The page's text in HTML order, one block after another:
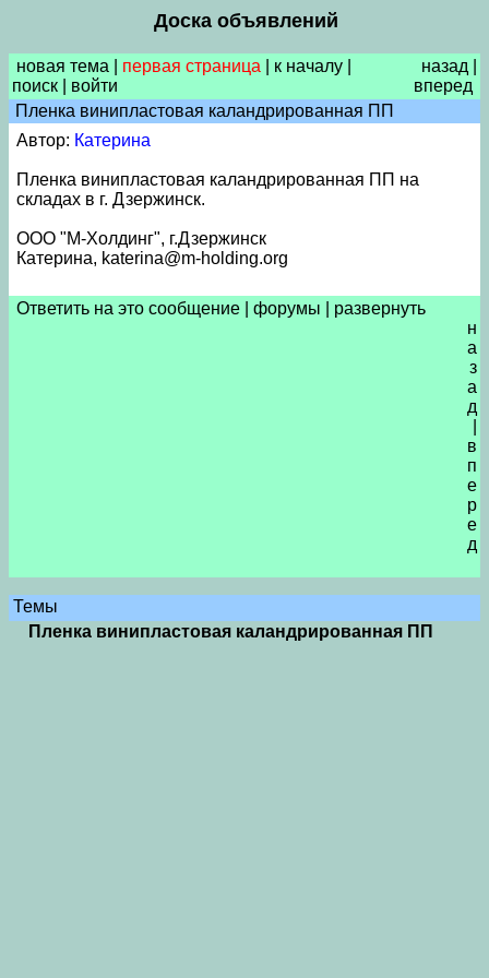
Доска объявлений
новая тема первая страница к началу
поиск
войти
назад
вперед
Пленка винипластовая каландрированная ПП
Автор: Катерина
Пленка винипластовая каландрированная ПП на
складах в г. Дзержинск.
ООО "М-Холдинг", г.Дзержинск
Катерина, katerina@m-holding.org
Ответить на это сообщение форумы
развернуть
н
а
з
а
д
в
п
е
р
е
д
Темы
Пленка винипластовая каландрированная ПП